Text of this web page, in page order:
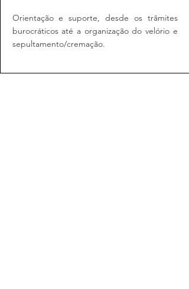
Orientação e suporte, desde os trâmites
burocráticos até a organização do velório e
sepultamento/cremação.